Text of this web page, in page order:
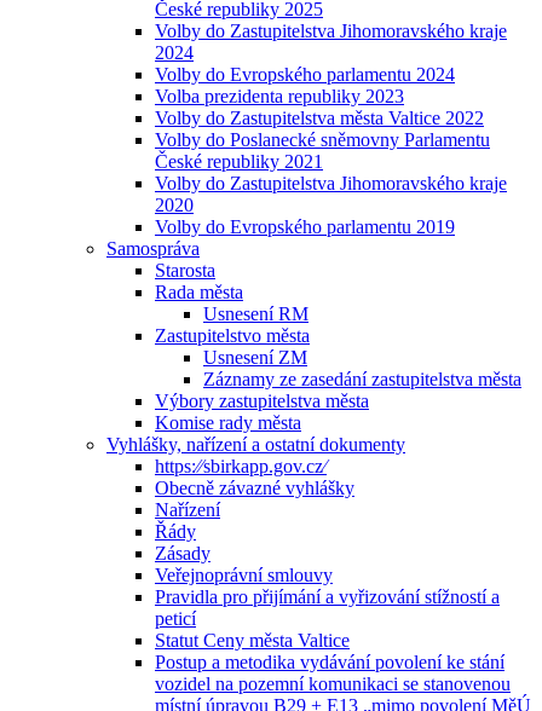
České republiky 2025
Volby do Zastupitelstva Jihomoravského kraje
2024
Volby do Evropského parlamentu 2024
Volba prezidenta republiky 2023
Volby do Zastupitelstva města Valtice 2022
Volby do Poslanecké sněmovny Parlamentu
České republiky 2021
Volby do Zastupitelstva Jihomoravského kraje
2020
Volby do Evropského parlamentu 2019
Samospráva
Starosta
Rada města
Usnesení RM
Zastupitelstvo města
Usnesení ZM
Záznamy ze zasedání zastupitelstva města
Výbory zastupitelstva města
Komise rady města
Vyhlášky, nařízení a ostatní dokumenty
https:⁄⁄sbirkapp.gov.cz⁄
Obecně závazné vyhlášky
Nařízení
Řády
Zásady
Veřejnoprávní smlouvy
Pravidla pro přijímání a vyřizování stížností a
peticí
Statut Ceny města Valtice
Postup a metodika vydávání povolení ke stání
vozidel na pozemní komunikaci se stanovenou
místní úpravou B29 + E13 „mimo povolení MěÚ